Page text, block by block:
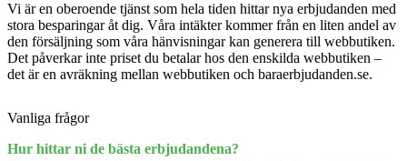
Vi är en oberoende tjänst som hela tiden hittar nya erbjudanden med
stora besparingar åt dig. Våra intäkter kommer från en liten andel av
den försäljning som våra hänvisningar kan generera till webbutiken.
Det påverkar inte priset du betalar hos den enskilda webbutiken –
det är en avräkning mellan webbutiken och baraerbjudanden.se.
Vanliga frågor
Hur hittar ni de bästa erbjudandena?